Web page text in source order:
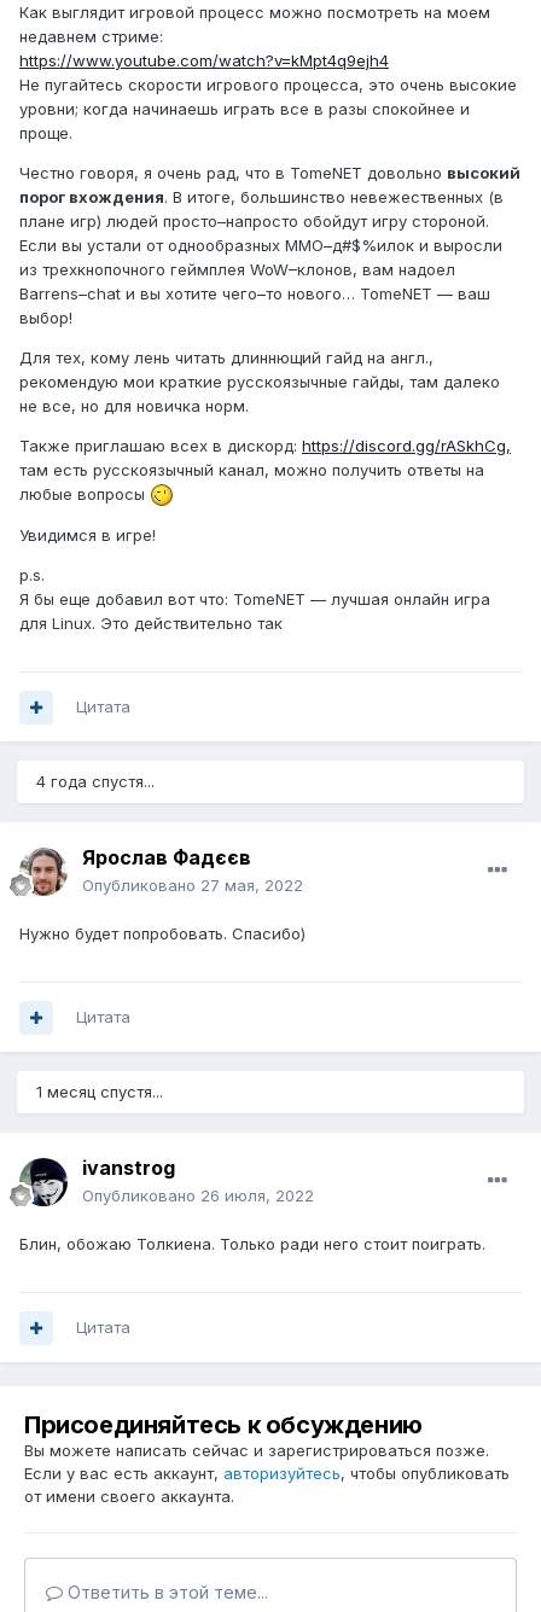
Как выглядит игровой процесс можно посмотреть на моем
недавнем стриме:
https://www.youtube.com/watch?v=kMpt4q9ejh4
Не пугайтесь скорости игрового процесса, это очень высокие
уровни; когда начинаешь играть все в разы спокойнее и
проще.
Честно говоря, я очень рад, что в TomeNET довольно высокий
порог вхождения. В итоге, большинство невежественных (в
плане игр) людей просто–напросто обойдут игру стороной.
Если вы устали от однообразных ММО–д#$%илок и выросли
из трехкнопочного геймплея WoW–клонов, вам надоел
Barrens–chat и вы хотите чего–то нового… TomeNET — ваш
выбор!
Для тех, кому лень читать длиннющий гайд на англ.,
рекомендую мои краткие русскоязычные гайды, там далеко
не все, но для новичка норм.
Также приглашаю всех в дискорд: https://discord.gg/rASkhCg,
там есть русскоязычный канал, можно получить ответы на
любые вопросы
Увидимся в игре!
p.s.
Я бы еще добавил вот что: TomeNET — лучшая онлайн игра
для Linux. Это действительно так
Цитата
4 года спустя...
Ярослав Фадєєв
Опубликовано 27 мая, 2022
Нужно будет попробовать. Спасибо)
Цитата
1 месяц спустя...
ivanstrog
Опубликовано 26 июля, 2022
Блин, обожаю Толкиена. Только ради него стоит поиграть.
Цитата
Присоединяйтесь к обсуждению
Вы можете написать сейчас и зарегистрироваться позже.
Если у вас есть аккаунт, авторизуйтесь, чтобы опубликовать
от имени своего аккаунта.
Ответить в этой теме...